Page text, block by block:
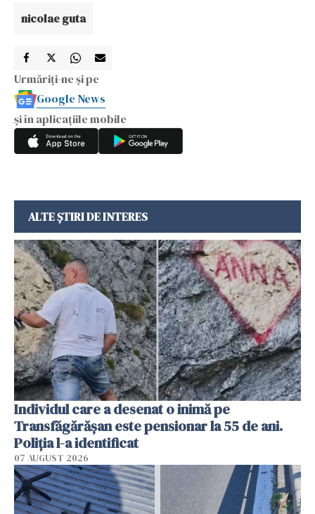
nicolae guta
Urmăriți-ne și pe
Google News
și în aplicațiile mobile
ALTE ȘTIRI DE INTERES
Individul care a desenat o inimă pe
Transfăgărășan este pensionar la 55 de ani.
Poliția l-a identificat
07 AUGUST 2026